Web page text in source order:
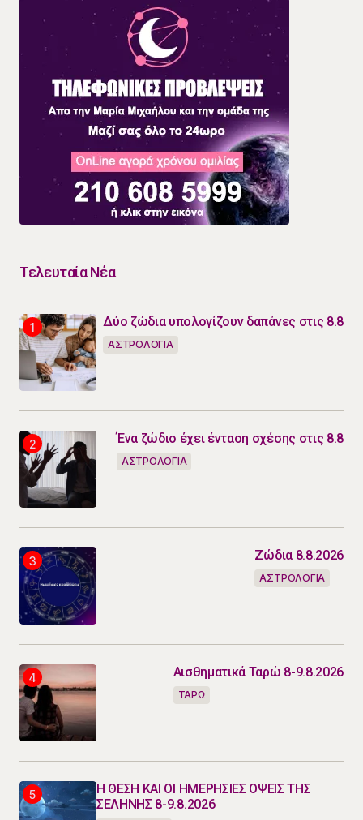
Τελευταία Νέα
Δύο ζώδια υπολογίζουν δαπάνες στις 8.8
ΑΣΤΡΟΛΟΓΙΑ
Ένα ζώδιο έχει ένταση σχέσης στις 8.8
ΑΣΤΡΟΛΟΓΙΑ
Ζώδια 8.8.2026
ΑΣΤΡΟΛΟΓΙΑ
Αισθηματικά Ταρώ 8-9.8.2026
ΤΑΡΩ
Η ΘΕΣΗ ΚΑΙ ΟΙ ΗΜΕΡΗΣΙΕΣ ΟΨΕΙΣ ΤΗΣ
ΣΕΛΗΝΗΣ 8-9.8.2026